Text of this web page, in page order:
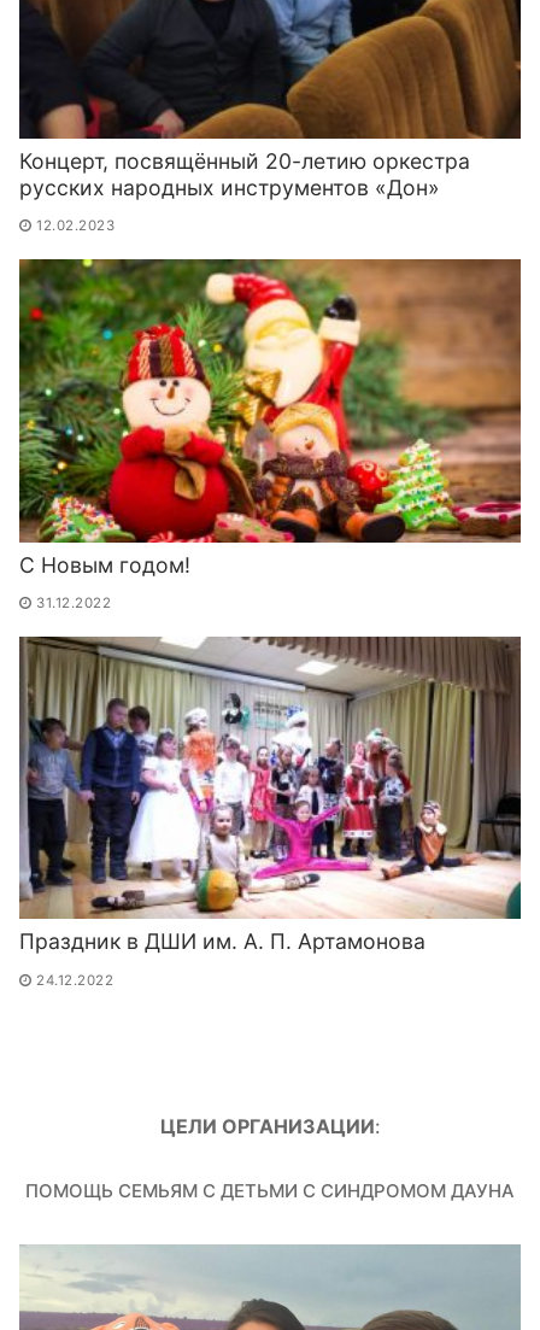
Концерт, посвящённый 20-летию оркестра
русских народных инструментов «Дон»
12.02.2023
С Новым годом!
31.12.2022
Праздник в ДШИ им. А. П. Артамонова
24.12.2022
ЦЕЛИ ОРГАНИЗАЦИИ:
ПОМОЩЬ СЕМЬЯМ С ДЕТЬМИ С СИНДРОМОМ ДАУНА